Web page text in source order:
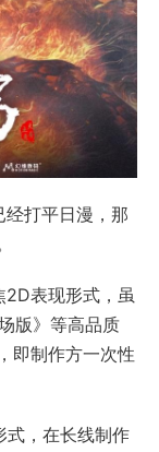
打平日漫，那
2D表现形式，虽
版》等高品质
即制作方一次性
式，在长线制作